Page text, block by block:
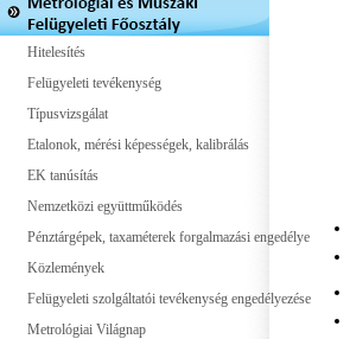
Hitelesítés
Felügyeleti tevékenység
Típusvizsgálat
Etalonok, mérési képességek, kalibrálás
EK tanúsítás
Nemzetközi együttműködés
Pénztárgépek, taxaméterek forgalmazási engedélye
Közlemények
Felügyeleti szolgáltatói tevékenység engedélyezése
Metrológiai Világnap